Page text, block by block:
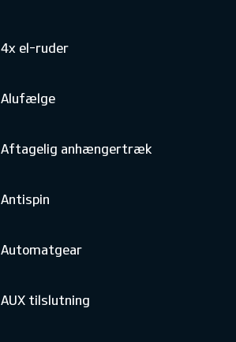
4x el-ruder
Alufælge
Aftagelig anhængertræk
Antispin
Automatgear
AUX tilslutning